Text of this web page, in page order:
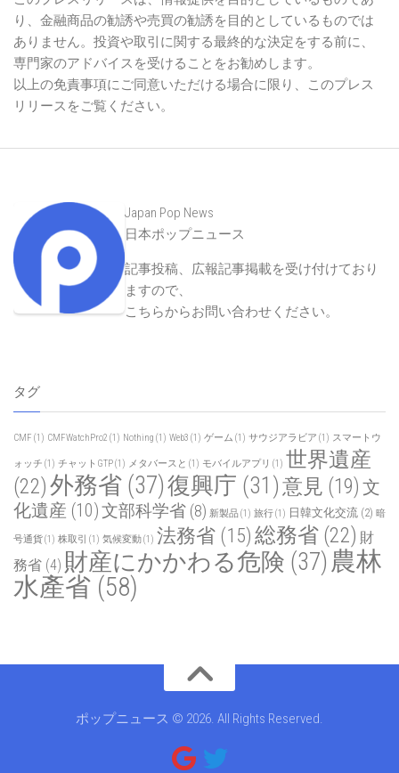
り、金融商品の勧誘や売買の勧誘を目的としているものでは
ありません。投資や取引に関する最終的な決定をする前に、
専門家のアドバイスを受けることをお勧めします。
以上の免責事項にご同意いただける場合に限り、このプレス
リリースをご覧ください。
Japan Pop News
日本ポップニュース
記事投稿、広報記事掲載を受け付けており
ますので、
こちらからお問い合わせください。
タグ
CMF (1) CMFWatchPro2 (1) Nothing (1) Web3 (1) ゲーム (1) サウジアラビア (1) スマートウ
ォッチ (1) チャットGTP(1) メタバースと (1) モバイルアプリ (1) 世界遺産
(22)外務省 (37)復興庁 (31)意見 (19) 文
化遺産 (10)文部科学省 (8) 新製品(1) 旅行(1) 日韓文化交流 (2) 暗
号通貨(1) 株取引 (1) 気候変動(1) 法務省 (15) 総務省 (22) 財
務省 (4) 財産にかかわる危険 (37) 農林
水產省 (58)
ポップニュース © 2026. All Rights Reserved.